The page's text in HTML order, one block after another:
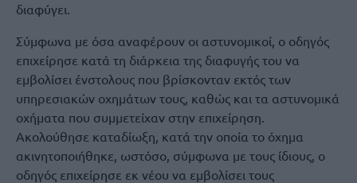
διαφύγει.
Σύμφωνα με όσα αναφέρουν οι αστυνομικοί, ο οδηγός
επιχείρησε κατά τη διάρκεια της διαφυγής του να
εμβολίσει ένστολους που βρίσκονταν εκτός των
υπηρεσιακών οχημάτων τους, καθώς και τα αστυνομικά
οχήματα που συμμετείχαν στην επιχείρηση.
Ακολούθησε καταδίωξη, κατά την οποία το όχημα
ακινητοποιήθηκε, ωστόσο, σύμφωνα με τους ίδιους, ο
οδηγός επιχείρησε εκ νέου να εμβολίσει τους